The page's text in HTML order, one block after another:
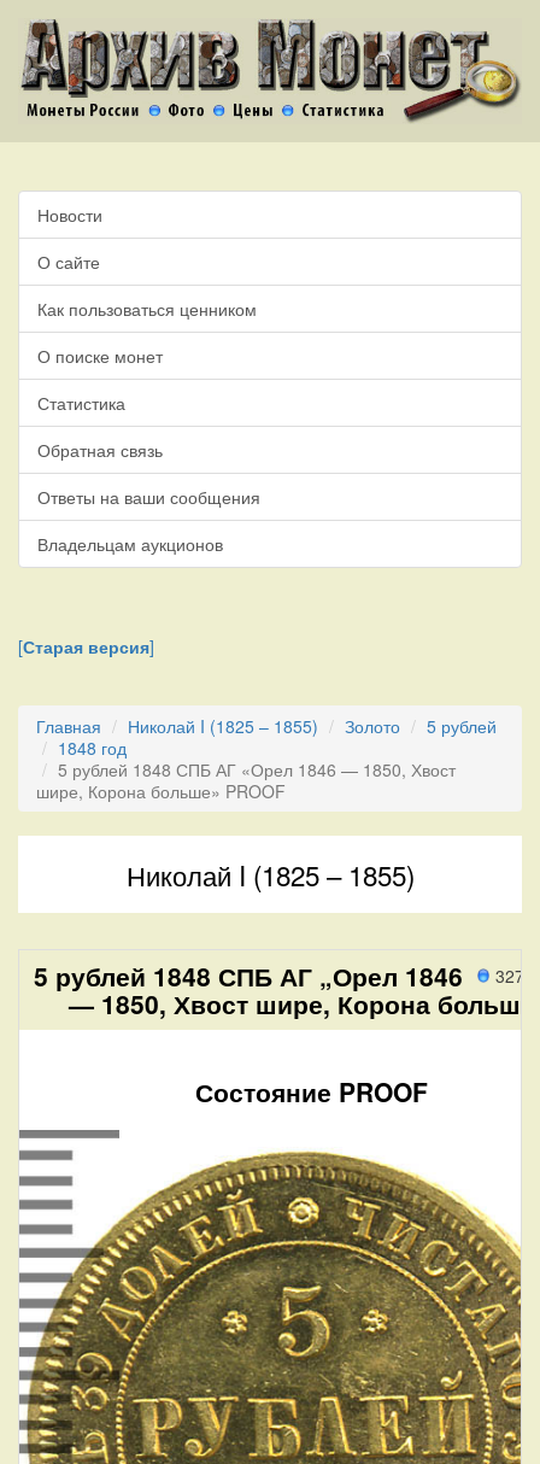
Новости
О сайте
Как пользоваться ценником
О поиске монет
Статистика
Обратная связь
Ответы на ваши сообщения
Владельцам аукционов
[Старая версия]
Главная Николай I (1825 – 1855) Золото
5 рублей
1848 год
5 рублей 1848 СПБ АГ «Орел 1846 — 1850, Хвост
шире, Корона больше» PROOF
Николай I (1825 – 1855)
327
5 рублей 1848 СПБ АГ „Орел 1846
— 1850, Хвост шире, Корона
Состояние PROOF